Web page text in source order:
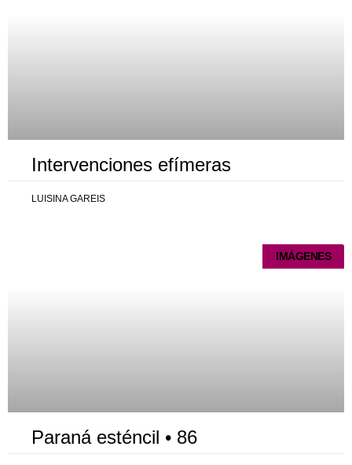
Intervenciones efímeras
LUISINA GAREIS
IMÁGENES
Paraná esténcil • 86